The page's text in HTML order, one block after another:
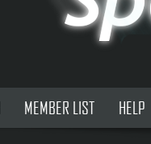
MEMBER LIST HELP